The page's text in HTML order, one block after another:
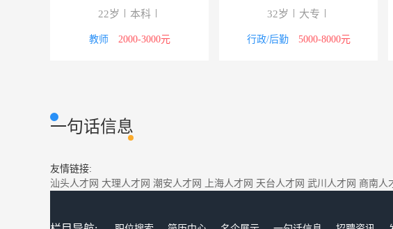
22岁 本科
教师 2000-3000元
32岁 大专
行政/后勤 5000-8000元
一句话信息
友情链接:
汕头人才网 大理人才网 潮安人才网 上海人才网 天台人才网 武川人才网 商南人